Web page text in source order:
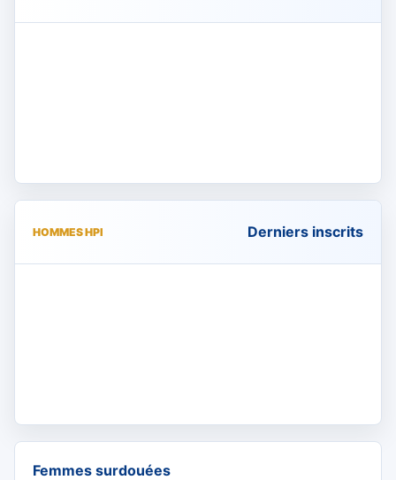
HOMMES HPI Derniers inscrits
Femmes surdouées